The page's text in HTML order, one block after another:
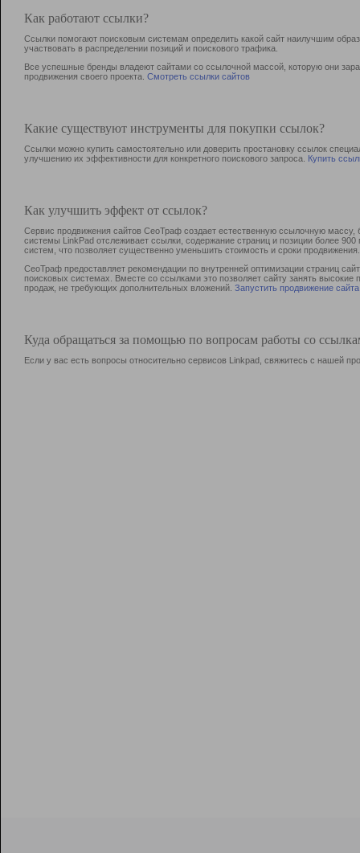
Как работают ссылки?
Ссылки помогают поисковым системам определить какой сайт наилучшим
участвовать в раcпределении позиций и поискового трафика.
Все успешные бренды владеют сайтами со ссылочной массой, которую они
продвижения своего проекта. Смотреть ссылки сайтов
Какие существуют инструменты для покупки ссылок?
Ссылки можно купить самостоятельно или доверить простановку ссылок
улучшению их эффективности для конкретного поискового запроса. Купить
Как улучшить эффект от ссылок?
Сервис продвижения сайтов СеоТраф создает естественную ссылочную
системы LinkPad отслеживает ссылки, содержание страниц и позиции более
систем, что позволяет существенно уменьшить стоимость и сроки продвижения.
СеоТраф предоставляет рекомендации по внутренней оптимизации страниц
поисковых системах. Вместе со ссылками это позволяет сайту занять
продаж, не требующих дополнительных вложений. Запустить продвижение сайта
Куда обращаться за помощью по вопросам работы со
Если у вас есть вопросы относительно сервисов Linkpad, свяжитесь с нашей